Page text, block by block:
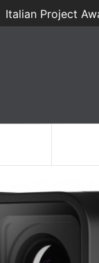
Italian Project